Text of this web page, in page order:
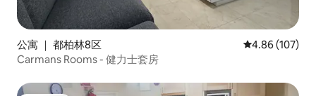
公寓 ｜ 都柏林8区 平均评分 4.86
4.86 (107)
Carmans Rooms - 健力士套房